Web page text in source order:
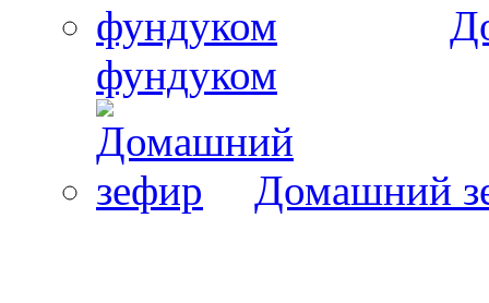
фундуком
Домашний